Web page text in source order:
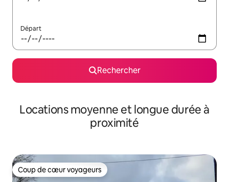
Départ
Rechercher
Locations moyenne et longue durée à
proximité
Coup de cœur voyageurs
Coup de cœur voyageurs